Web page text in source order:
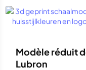
Modèle réduit
Lubron